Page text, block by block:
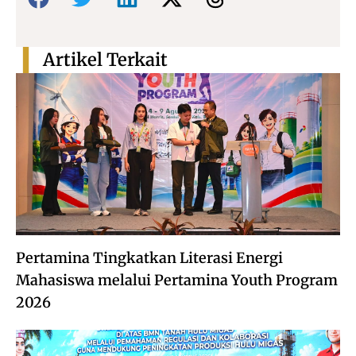
Pertamina Tingkatkan Literasi Energi
Mahasiswa melalui Pertamina Youth Program
2026
Artikel Terkait